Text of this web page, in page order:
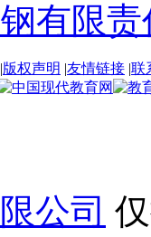
有限
|版权声明 |友情链接 |联
公司